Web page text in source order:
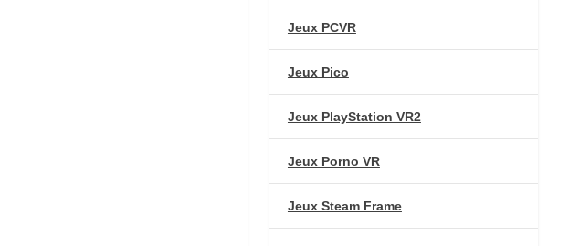
Jeux PCVR
Jeux Pico
Jeux PlayStation VR2
Jeux Porno VR
Jeux Steam Frame